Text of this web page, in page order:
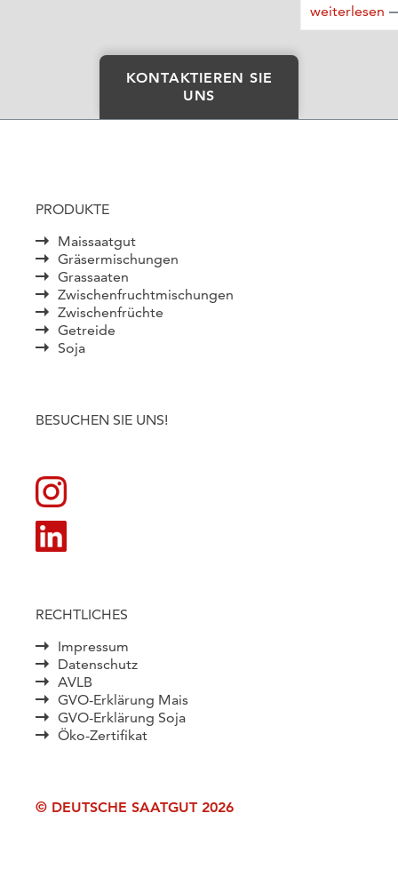
weiterlesen
KONTAKTIEREN SIE
UNS
PRODUKTE
Maissaatgut
Gräsermischungen
Grassaaten
Zwischenfruchtmischungen
Zwischenfrüchte
Getreide
Soja
BESUCHEN SIE UNS!
RECHTLICHES
Impressum
Datenschutz
AVLB
GVO-Erklärung Mais
GVO-Erklärung Soja
Öko-Zertifikat
© DEUTSCHE SAATGUT 2026